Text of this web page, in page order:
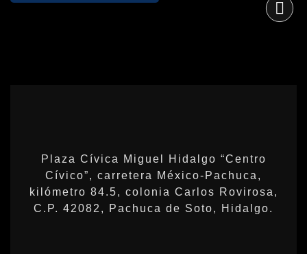
Plaza Cívica Miguel Hidalgo “Centro
Cívico”, carretera México-Pachuca,
kilómetro 84.5, colonia Carlos Rovirosa,
C.P. 42082, Pachuca de Soto, Hidalgo.